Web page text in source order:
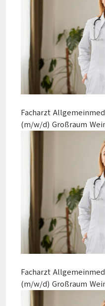
Facharzt
(m/w/d) Großraum
Facharzt
(m/w/d) Großraum